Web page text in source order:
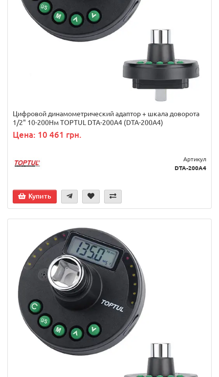
Цифровой динамометрический адаптор + шкала доворота
1/2" 10-200Нм TOPTUL DTA-200A4 (DTA-200A4)
Цена: 10 461 грн.
Артикул
DTA-200A4
Купить